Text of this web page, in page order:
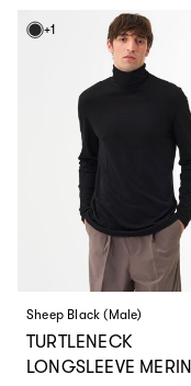
+1
Sheep Black (Male)
TURTLENECK
LONGSLEEVE